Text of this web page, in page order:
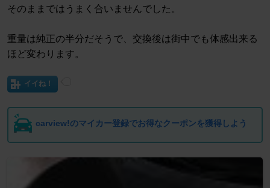
そのままではうまく合いませんでした。
重量は純正の半分だそうで、交換後は街中でも体感出来る
ほど変わります。
イイね！
carview!のマイカー登録でお得なクーポンを獲得しよう